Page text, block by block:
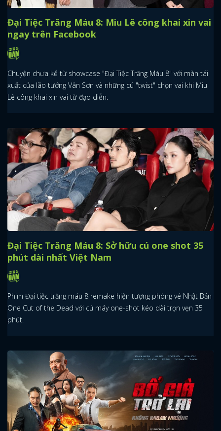
Đại Tiệc Trăng Máu 8: Miu Lê công khai xin vai
ngay trên Facebook
Chuyện chưa kể từ showcase "Đại Tiệc Trăng Máu 8" với màn tái
xuất của lão tướng Vân Sơn và những cú "twist" chọn vai khi Miu
Lê công khai xin vai từ đạo diễn.
Đại Tiệc Trăng Máu 8: Sở hữu cú one shot 35
phút dài nhất Việt Nam
Phim Đại tiệc trăng máu 8 remake hiện tượng phòng vé Nhật Bản
One Cut of the Dead với cú máy one-shot kéo dài trọn vẹn 35
phút.